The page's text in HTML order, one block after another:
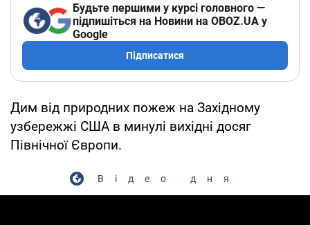
Будьте першими у курсі головного —
підпишіться на Новини на OBOZ.UA у
Google
Підписатися
Дим від природних пожеж на Західному
узбережжі США в минулі вихідні досяг
Північної Європи.
Відео дня